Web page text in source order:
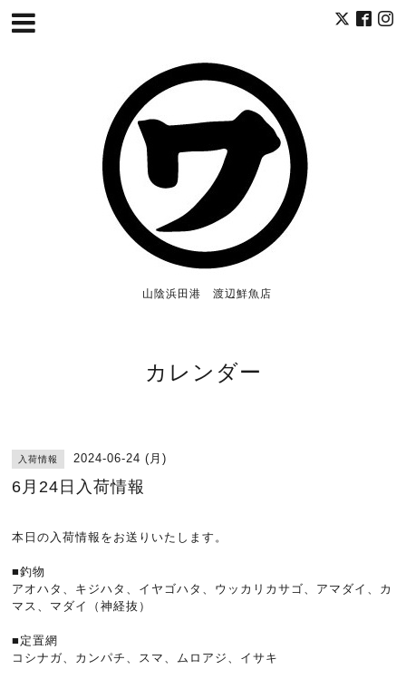
山陰浜田港 渡辺鮮魚店
カレンダー
入荷情報 2024-06-24 (月)
6月24日入荷情報
本日の入荷情報をお送りいたします。
■釣物
アオハタ、キジハタ、イヤゴハタ、ウッカリカサゴ、アマダイ、カ
マス、マダイ（神経抜）
■定置網
コシナガ、カンパチ、スマ、ムロアジ、イサキ